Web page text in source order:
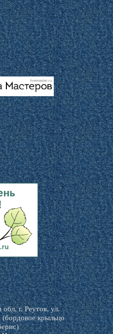
г. Реутов, ул.
(бордовое крыльцо